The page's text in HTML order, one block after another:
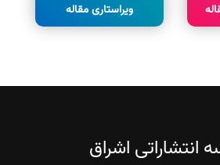
ویراستاری مقاله
انتشاراتی اشراق